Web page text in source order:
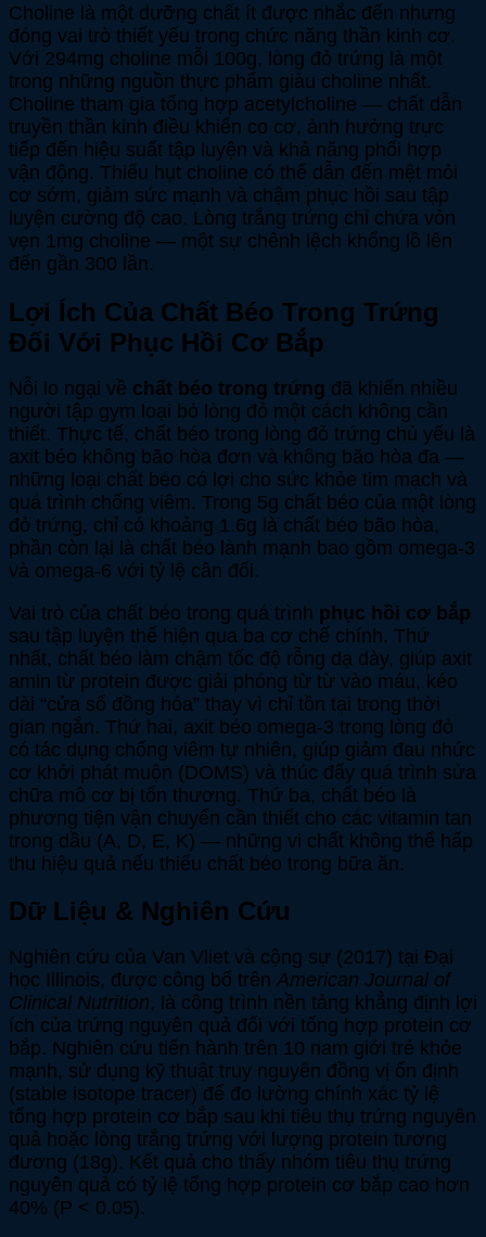
Choline là một dưỡng chất ít được nhắc đến nhưng
đóng vai trò thiết yếu trong chức năng thần kinh cơ.
Với 294mg choline mỗi 100g, lòng đỏ trứng là một
trong những nguồn thực phẩm giàu choline nhất.
Choline tham gia tổng hợp acetylcholine — chất dẫn
truyền thần kinh điều khiển co cơ, ảnh hưởng trực
tiếp đến hiệu suất tập luyện và khả năng phối hợp
vận động. Thiếu hụt choline có thể dẫn đến mệt mỏi
cơ sớm, giảm sức mạnh và chậm phục hồi sau tập
luyện cường độ cao. Lòng trắng trứng chỉ chứa vỏn
vẹn 1mg choline — một sự chênh lệch khổng lồ lên
đến gần 300 lần.
Lợi Ích Của Chất Béo Trong Trứng
Đối Với Phục Hồi Cơ Bắp
Nỗi lo ngại về chất béo trong trứng đã khiến nhiều
người tập gym loại bỏ lòng đỏ một cách không cần
thiết. Thực tế, chất béo trong lòng đỏ trứng chủ yếu là
axit béo không bão hòa đơn và không bão hòa đa —
những loại chất béo có lợi cho sức khỏe tim mạch và
quá trình chống viêm. Trong 5g chất béo của một lòng
đỏ trứng, chỉ có khoảng 1.6g là chất béo bão hòa,
phần còn lại là chất béo lành mạnh bao gồm omega-3
và omega-6 với tỷ lệ cân đối.
Vai trò của chất béo trong quá trình phục hồi cơ bắp
sau tập luyện thể hiện qua ba cơ chế chính. Thứ
nhất, chất béo làm chậm tốc độ rỗng dạ dày, giúp axit
amin từ protein được giải phóng từ từ vào máu, kéo
dài “cửa sổ đồng hóa” thay vì chỉ tồn tại trong thời
gian ngắn. Thứ hai, axit béo omega-3 trong lòng đỏ
có tác dụng chống viêm tự nhiên, giúp giảm đau nhức
cơ khởi phát muộn (DOMS) và thúc đẩy quá trình sửa
chữa mô cơ bị tổn thương. Thứ ba, chất béo là
phương tiện vận chuyển cần thiết cho các vitamin tan
trong dầu (A, D, E, K) — những vi chất không thể hấp
thu hiệu quả nếu thiếu chất béo trong bữa ăn.
Dữ Liệu & Nghiên Cứu
Nghiên cứu của Van Vliet và cộng sự (2017) tại Đại
học Illinois, được công bố trênAmerican Journal of
Clinical Nutrition, là công trình nền tảng khẳng định lợi
ích của trứng nguyên quả đối với tổng hợp protein cơ
bắp. Nghiên cứu tiến hành trên 10 nam giới trẻ khỏe
mạnh, sử dụng kỹ thuật truy nguyên đồng vị ổn định
(stable isotope tracer) để đo lường chính xác tỷ lệ
tổng hợp protein cơ bắp sau khi tiêu thụ trứng nguyên
quả hoặc lòng trắng trứng với lượng protein tương
đương (18g). Kết quả cho thấy nhóm tiêu thụ trứng
nguyên quả có tỷ lệ tổng hợp protein cơ bắp cao hơn
40% (P < 0.05).